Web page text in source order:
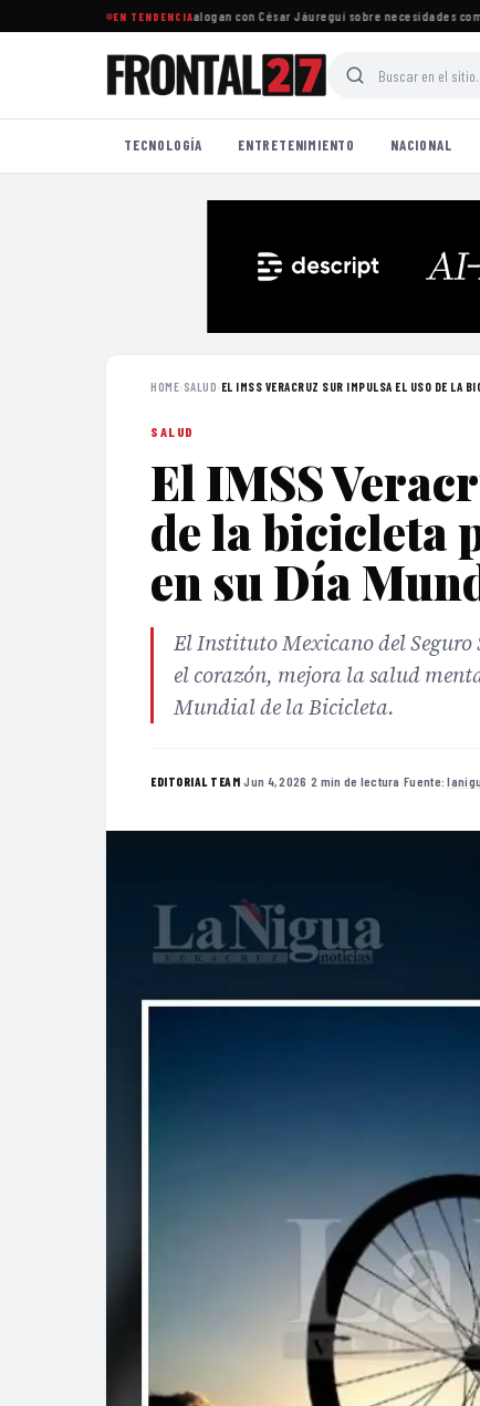
EN TENDENCIA
del sur de la ciudad dialogan con César Jáuregui sobre necesidades
TECNOLOGÍA ENTRETENIMIENTO NACIONAL
HOME› SALUD› EL IMSS VERACRUZ SUR IMPULSA EL USO DE LA
SALUD
El IMSS
de la bicicleta
en su Día
El Instituto Mexicano del Seguro
el corazón, mejora la salud
Mundial de la Bicicleta.
EDITORIAL TEAM·Jun 4, 2026 ·2 min de lectura ·Fuente: